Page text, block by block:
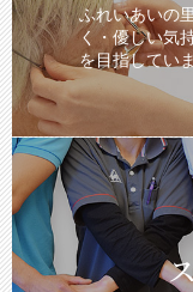
ふれいあいの
く・優しい気
を目指していま